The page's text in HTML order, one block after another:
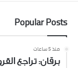
Popular Posts
منذ 5 ساعات